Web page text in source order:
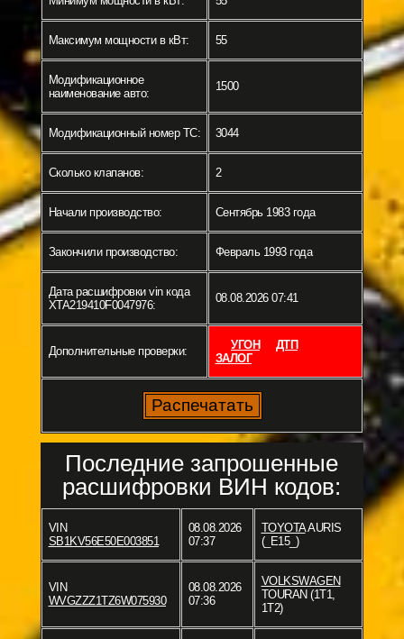
Максимум мощности в кВт: 55
Модификационное
наименование авто:
1500
Модификационный номер ТС: 3044
Сколько клапанов: 2
Начали производство: Сентябрь 1983 года
Закончили производство: Февраль 1993 года
Дата расшифровки vin кода
XTA219410F0047976:
08.08.2026 07:41
Дополнительные проверки: УГОН
ДТП
ЗАЛОГ
Последние запрошенные
расшифровки ВИН кодов:
VIN
SB1KV56E50E003851
08.08.2026
07:37
TOYOTAAURIS
(_E15_)
VIN
WVGZZZ1TZ6W075930
08.08.2026
07:36
VOLKSWAGEN
TOURAN (1T1,
1T2)